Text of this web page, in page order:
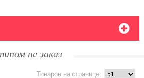
на заказ
Товаров на странице: